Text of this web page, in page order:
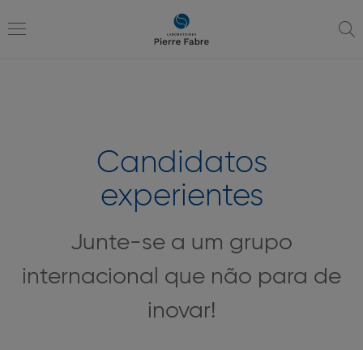
para
para
Candidatos
experientes
Junte-se a um grupo
internacional que não para de
inovar!